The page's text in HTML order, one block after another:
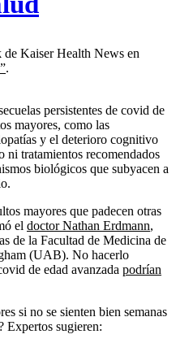
de Kaiser Health News en
.
persistentes de covid de
mayores, como las
y el deterioro cognitivo
ni tratamientos recomendados
biológicos que subyacen a
mayores que padecen otras
el doctor Nathan Erdmann,
de la Facultad de Medicina de
(UAB). No hacerlo
de edad avanzada podrían
si no se sienten bien semanas
Expertos sugieren: